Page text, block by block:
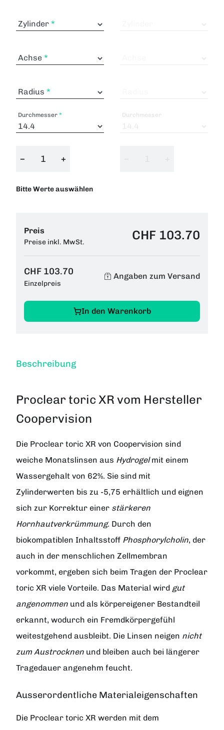
Zylinder
Achse
Radius
Durchmesser
− +
Bitte Werte auswählen
Durchmesser
Preis
Preise inkl. MwSt. CHF 103.70
CHF 103.70
Einzelpreis
Angaben zum Versand
In den Warenkorb
Beschreibung
Proclear toric XR vom Hersteller
Coopervision
Die Proclear toric XR von Coopervision sind
weiche Monatslinsen aus Hydrogelmit einem
Wassergehalt von 62%. Sie sind mit
Zylinderwerten bis zu -5,75 erhältlich und eignen
sich zur Korrektur einer stärkeren
Hornhautverkrümmung. Durch den
biokompatiblen Inhaltsstoff Phosphorylcholin, der
auch in der menschlichen Zellmembran
vorkommt, ergeben sich beim Tragen der Proclear
toric XR viele Vorteile. Das Material wird gut
angenommen und als körpereigener Bestandteil
erkannt, wodurch ein Fremdkörpergefühl
weitestgehend ausbleibt. Die Linsen neigen nicht
zum Austrocknen und bleiben auch bei längerer
Tragedauer angenehm feucht.
Ausserordentliche Materialeigenschaften
Die Proclear toric XR werden mit dem